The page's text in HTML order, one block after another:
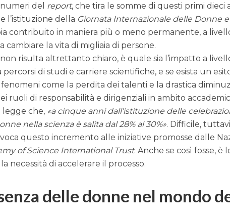
del report, che tira le somme di questi primi dieci
l’istituzione della Giornata Internazionale delle Donne
contribuito in maniera più o meno permanente, a
cambiare la vita di migliaia di persone.
risulta altrettanto chiaro, è quale sia l’impatto a
percorsi di studi e carriere scientifiche, e se esista un
come la perdita dei talenti e la drastica
ruoli di responsabilità e dirigenziali in ambito
legge che,
a cinque anni dall’istituzione delle
nella scienza è salita dal 28% al 30% . Difficile,
questo incremento alle iniziative promosse dalle
of Science International Trust. Anche se così fosse, è
necessità di accelerare il processo.
delle donne nel mondo